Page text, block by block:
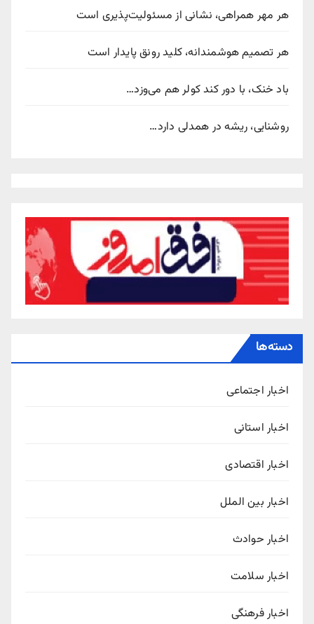
هر مهر همراهی، نشانی از مسئولیت‌پذیری است
هر تصمیم هوشمندانه، کلید رونق پایدار است
باد خنک، با دور کند کولر هم می‌وزد…
روشنایی، ریشه در همدلی دارد…
دسته‌ها
اخبار اجتماعی
اخبار استانی
اخبار اقتصادی
اخبار بین الملل
اخبار حوادث
اخبار سلامت
اخبار فرهنگی